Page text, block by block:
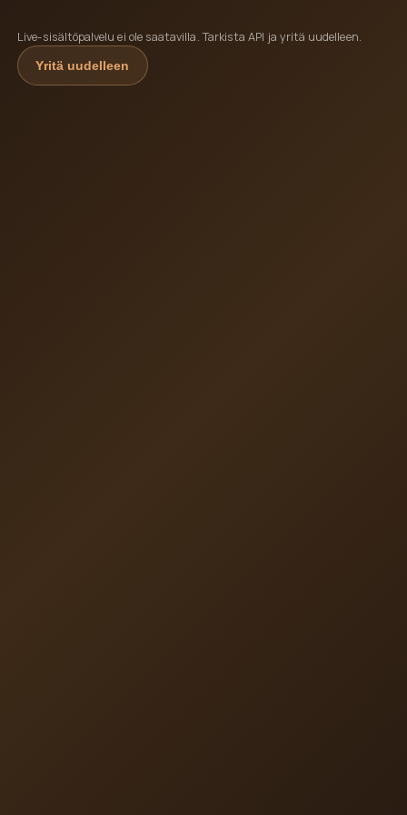
Live-sisältöpalvelu ei ole saatavilla. Tarkista API ja yritä uudelleen.
Yritä uudelleen